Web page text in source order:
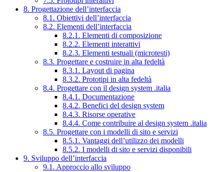
8. Progettazione dell’interfaccia
8.1. Obiettivi dell’interfaccia
8.2. Elementi dell’interfaccia
8.2.1. Elementi di composizione
8.2.2. Elementi interattivi
8.2.3. Elementi testuali (microtesti)
8.3. Progettare e costruire in alta fedeltà
8.3.1. Layout di pagina
8.3.2. Prototipi in alta fedeltà
8.4. Progettare con il design system .italia
8.4.1. Documentazione
8.4.2. Benefici del design system
8.4.3. Risorse operative
8.4.4. Come contribuire al design system .italia
8.5. Progettare con i modelli di sito e servizi
8.5.1. Vantaggi dell’utilizzo dei modelli
8.5.2. I modelli di sito e servizi disponibili
9. Sviluppo dell’interfaccia
9.1. Approccio allo sviluppo